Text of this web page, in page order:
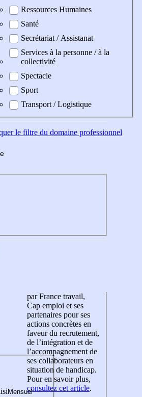
Ressources Humaines
Santé
Secrétariat / Assistanat
Services à la personne / à la
collectivité
Spectacle
Sport
Transport / Logistique
le filtre du domaine professionnel
par France travail,
Cap emploi et ses
partenaires pour ses
actions concrètes en
faveur du recrutement,
de l’intégration et de
l’accompagnement de
ses collaborateurs en
situation de handicap.
Pour en savoir plus,
consultez cet article.